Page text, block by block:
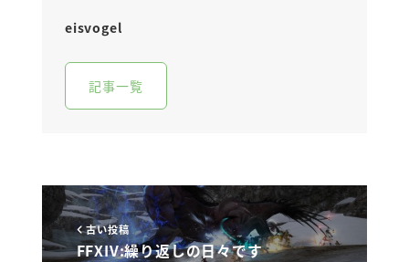
eisvogel
記事一覧
古い投稿
FFXIV:繰り返しの日々です